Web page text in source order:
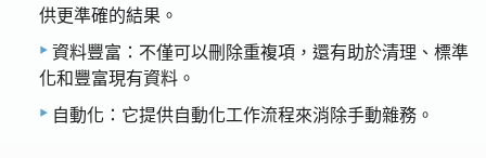
供更準確的結果。
資料豐富：不僅可以刪除重複項，還有助於清理、標準
化和豐富現有資料。
自動化：它提供自動化工作流程來消除手動雜務。